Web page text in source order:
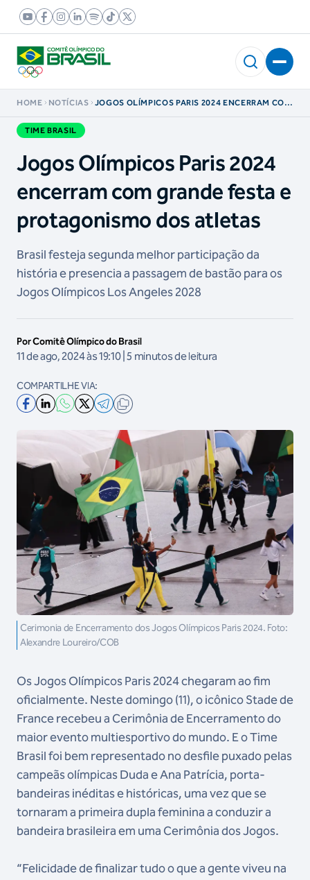
HOME NOTÍCIAS
JOGOS OLÍMPICOS PARIS 2024 ENCERRAM COM
TIME BRASIL
Jogos Olímpicos Paris 2024
encerram com grande festa e
protagonismo dos atletas
Brasil festeja segunda melhor participação da
história e presencia a passagem de bastão para os
Jogos Olímpicos Los Angeles 2028
Por Comitê Olímpico do Brasil
11 de ago, 2024 às 19:10 | 5 minutos de leitura
COMPARTILHE VIA:
Cerimonia de Encerramento dos Jogos Olímpicos Paris 2024. Foto:
Alexandre Loureiro/COB
Os Jogos Olímpicos Paris 2024 chegaram ao fim
oficialmente. Neste domingo (11), o icônico Stade de
France recebeu a Cerimônia de Encerramento do
maior evento multiesportivo do mundo. E o Time
Brasil foi bem representado no desfile puxado pelas
campeãs olímpicas Duda e Ana Patrícia, porta-
bandeiras inéditas e históricas, uma vez que se
tornaram a primeira dupla feminina a conduzir a
bandeira brasileira em uma Cerimônia dos Jogos.
“Felicidade de finalizar tudo o que a gente viveu na